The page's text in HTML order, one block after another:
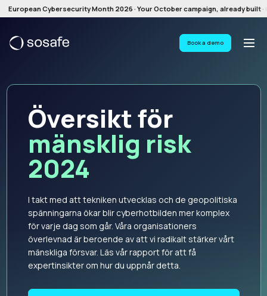
European Cybersecurity Month 2026 · Your October campaign, already built ·
Book a demo
Översikt för
mänsklig risk
2024
I takt med att tekniken utvecklas och de geopolitiska
spänningarna ökar blir cyberhotbilden mer komplex
för varje dag som går. Våra organisationers
överlevnad är beroende av att vi radikalt stärker vårt
mänskliga försvar. Läs vår rapport för att få
expertinsikter om hur du uppnår detta.